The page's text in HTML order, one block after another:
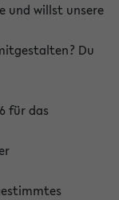
und willst unsere
Du
für das